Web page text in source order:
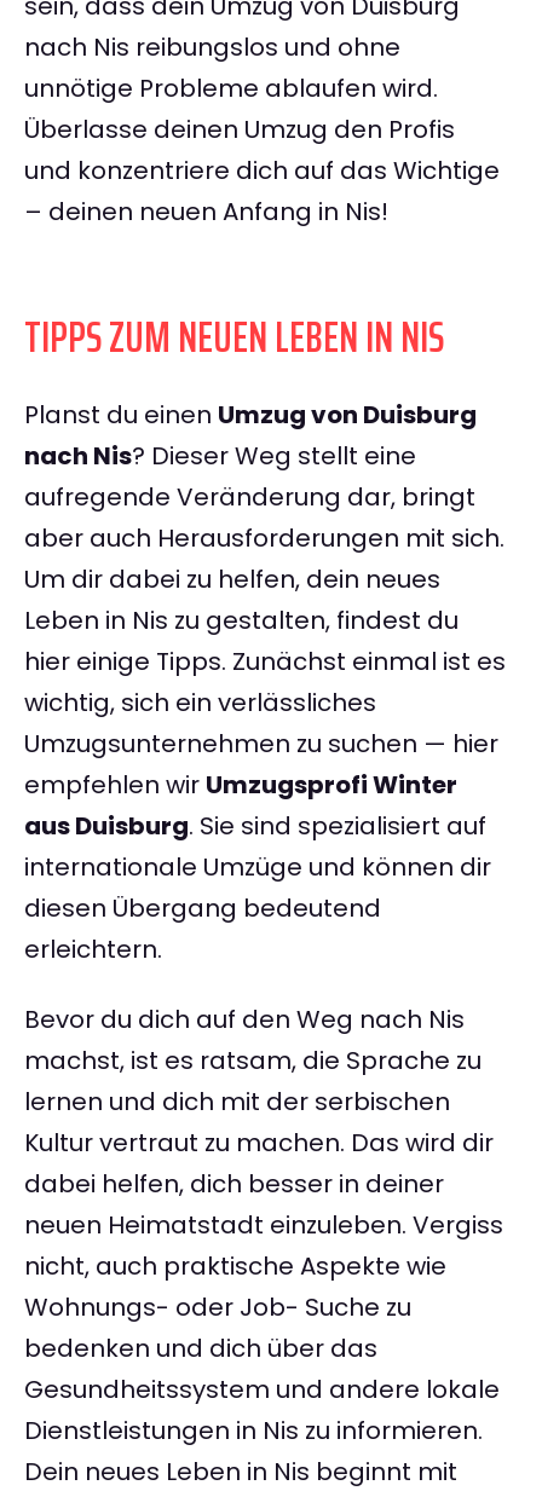
nach Nis reibungslos und ohne
unnötige Probleme ablaufen wird.
Überlasse deinen Umzug den Profis
und konzentriere dich auf das Wichtige
– deinen neuen Anfang in Nis!
TIPPS ZUM NEUEN LEBEN IN NIS
Planst du einen Umzug von Duisburg
nach Nis? Dieser Weg stellt eine
aufregende Veränderung dar, bringt
aber auch Herausforderungen mit sich.
Um dir dabei zu helfen, dein neues
Leben in Nis zu gestalten, findest du
hier einige Tipps. Zunächst einmal ist es
wichtig, sich ein verlässliches
Umzugsunternehmen zu suchen — hier
empfehlen wir Umzugsprofi Winter
aus Duisburg. Sie sind spezialisiert auf
internationale Umzüge und können dir
diesen Übergang bedeutend
erleichtern.
Bevor du dich auf den Weg nach Nis
machst, ist es ratsam, die Sprache zu
lernen und dich mit der serbischen
Kultur vertraut zu machen. Das wird dir
dabei helfen, dich besser in deiner
neuen Heimatstadt einzuleben. Vergiss
nicht, auch praktische Aspekte wie
Wohnungs- oder Job- Suche zu
bedenken und dich über das
Gesundheitssystem und andere lokale
Dienstleistungen in Nis zu informieren.
Dein neues Leben in Nis beginnt mit